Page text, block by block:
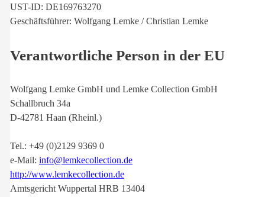
UST-ID: DE169763270
Geschäftsführer: Wolfgang Lemke / Christian Lemke
Verantwortliche Person in der EU
Wolfgang Lemke GmbH und Lemke Collection GmbH
Schallbruch 34a
D-42781 Haan (Rheinl.)
Tel.: +49 (0)2129 9369 0
e-Mail: info@lemkecollection.de
http://www.lemkecollection.de
Amtsgericht Wuppertal HRB 13404